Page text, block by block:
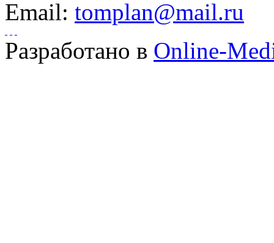
Email: tomplan@mail.ru
Разработано в Online-